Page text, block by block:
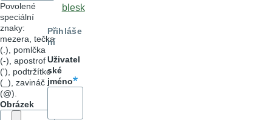
Povolené
speciální
znaky:
mezera, tečka
(.), pomlčka
(-), apostrof
('), podtržítko
(_), zavináč
(@).
Obrázek
blesk
Přihláše
ní
Uživatel
ské
jméno